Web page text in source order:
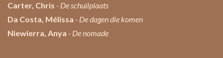
Carter, Chris - De schuilplaats
Da Costa, Mélissa - De dagen die komen
Niewierra, Anya - De nomade